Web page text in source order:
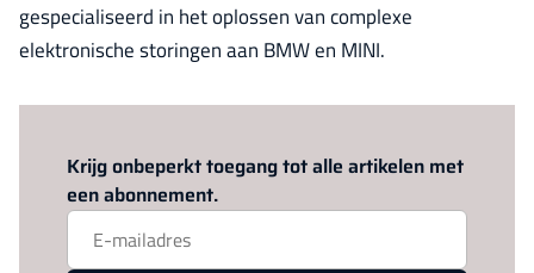
gespecialiseerd in het oplossen van complexe
elektronische storingen aan BMW en MINI.
Krijg onbeperkt toegang tot alle artikelen met
een abonnement.